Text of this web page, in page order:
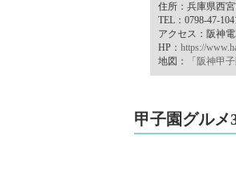
住所：兵庫県西
TEL：0798-47-
アクセス：阪神
HP： https://
地図：
「阪神甲
甲子園グル